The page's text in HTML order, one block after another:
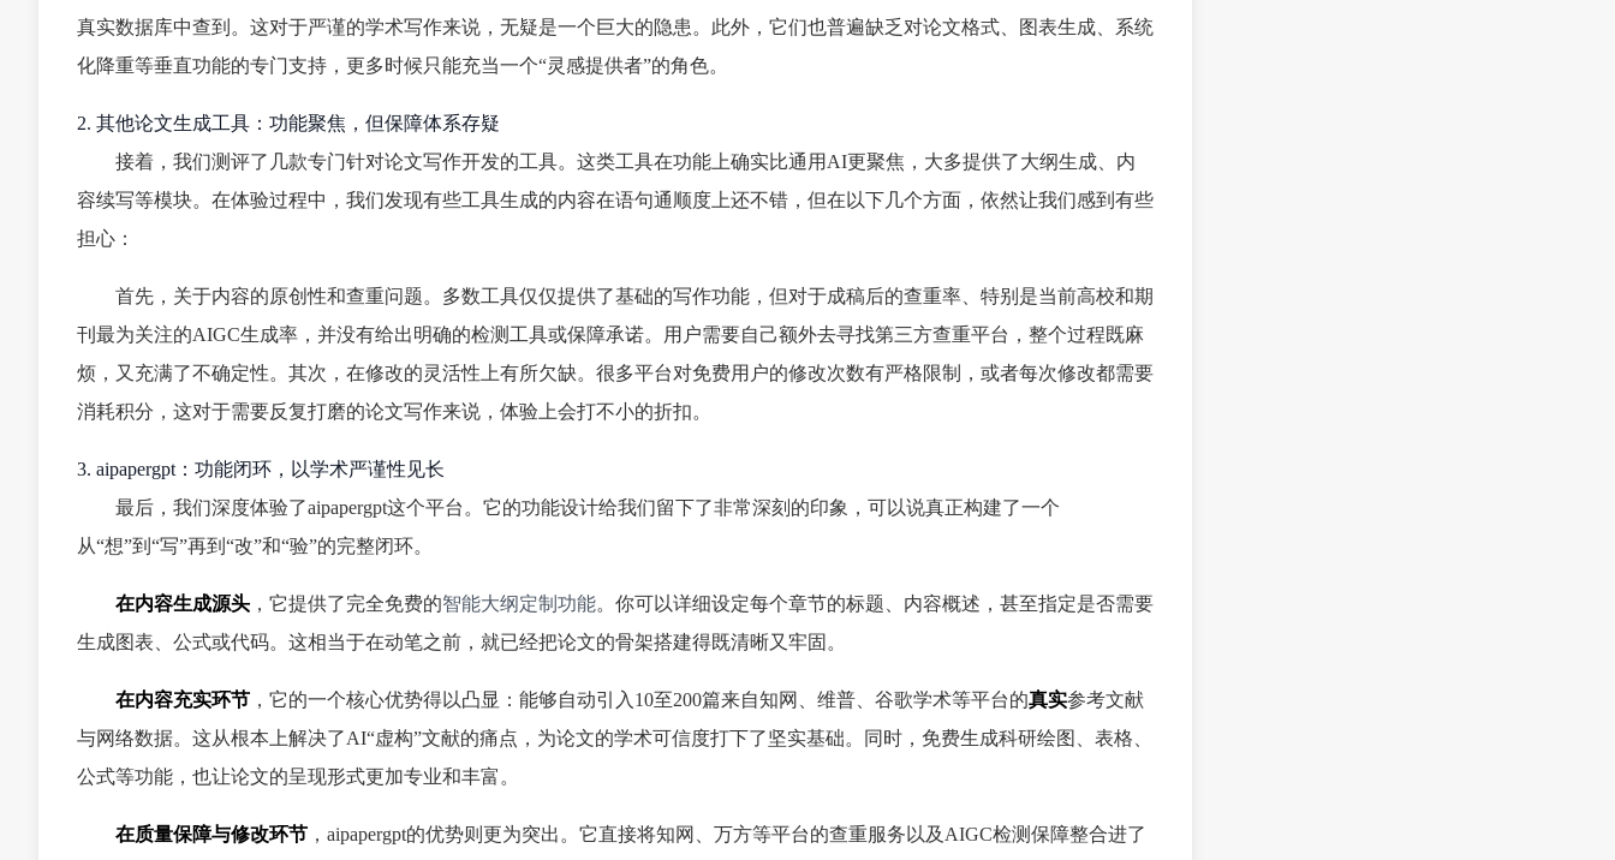
真实数据库中查到。这对于严谨的学术写作来说，无疑是一个巨大的隐患。此外，它们也普遍缺乏对论文格式、图表生成、系统
化降重等垂直功能的专门支持，更多时候只能充当一个“灵感提供者”的角色。
2. 其他论文生成工具：功能聚焦，但保障体系存疑
接着，我们测评了几款专门针对论文写作开发的工具。这类工具在功能上确实比通用AI更聚焦，大多提供了大纲生成、内
容续写等模块。在体验过程中，我们发现有些工具生成的内容在语句通顺度上还不错，但在以下几个方面，依然让我们感到有些
担心：
首先，关于内容的原创性和查重问题。多数工具仅仅提供了基础的写作功能，但对于成稿后的查重率、特别是当前高校和期
刊最为关注的AIGC生成率，并没有给出明确的检测工具或保障承诺。用户需要自己额外去寻找第三方查重平台，整个过程既麻
烦，又充满了不确定性。其次，在修改的灵活性上有所欠缺。很多平台对免费用户的修改次数有严格限制，或者每次修改都需要
消耗积分，这对于需要反复打磨的论文写作来说，体验上会打不小的折扣。
3. aipapergpt：功能闭环，以学术严谨性见长
最后，我们深度体验了aipapergpt这个平台。它的功能设计给我们留下了非常深刻的印象，可以说真正构建了一个
从“想”到“写”再到“改”和“验”的完整闭环。
在内容生成源头 ，它提供了完全免费的智能大纲定制功能。你可以详细设定每个章节的标题、内容概述，甚至指定是否需要
生成图表、公式或代码。这相当于在动笔之前，就已经把论文的骨架搭建得既清晰又牢固。
在内容充实环节 ，它的一个核心优势得以凸显：能够自动引入10至200篇来自知网、维普、谷歌学术等平台的真实参考文献
与网络数据。这从根本上解决了AI“虚构”文献的痛点，为论文的学术可信度打下了坚实基础。同时，免费生成科研绘图、表格、
公式等功能，也让论文的呈现形式更加专业和丰富。
在质量保障与修改环节 ，aipapergpt的优势则更为突出。它直接将知网、万方等平台的查重服务以及AIGC检测保障整合进了